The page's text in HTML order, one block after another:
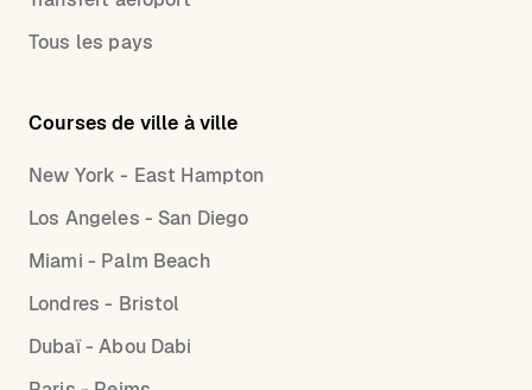
Tous les pays
Courses de ville à ville
New York - East Hampton
Los Angeles - San Diego
Miami - Palm Beach
Londres - Bristol
Dubaï - Abou Dabi